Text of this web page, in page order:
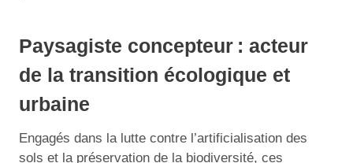
Paysagiste concepteur : acteur
de la transition écologique et
urbaine
Engagés dans la lutte contre l’artificialisation des
sols et la préservation de la biodiversité, ces